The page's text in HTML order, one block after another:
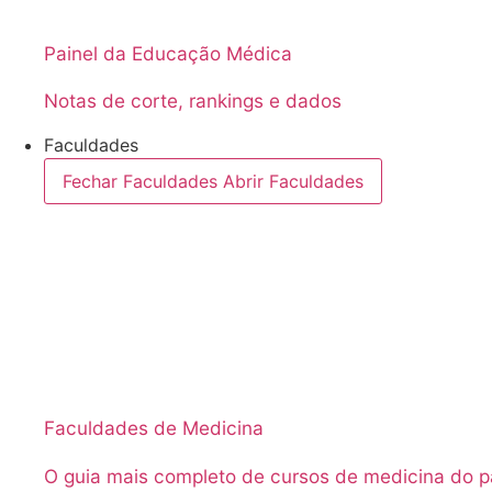
Painel da Educação Médica
Notas de corte, rankings e dados
Faculdades
Fechar Faculdades Abrir Faculdades
Faculdades de Medicina
O guia mais completo de cursos de medicina do